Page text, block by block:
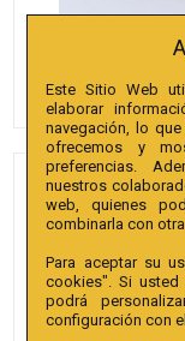
PUNTAS
75MM 1/4"
Referencia:
Colección:Punta
Este Sitio Web
elaborar
navegación, lo
ofrecemos y
preferencias.
nuestros
web, quienes
combinarla con
Para aceptar su
cookies". Si
podrá
configuración con